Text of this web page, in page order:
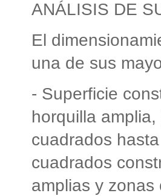
ANÁLISIS DE
El
una de sus
- Superficie
horquilla
cuadrados
cuadrados
amplias y